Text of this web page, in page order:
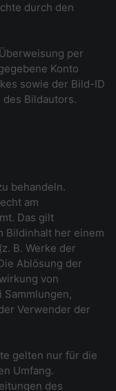
durch den
per
Konto
sowie der Bild-ID
des Bildautors.
behandeln.
am
Das gilt
Bildinhalt her einem
B. Werke der
Ablösung der
von
Verwender der
gelten nur für die
Umfang.
des